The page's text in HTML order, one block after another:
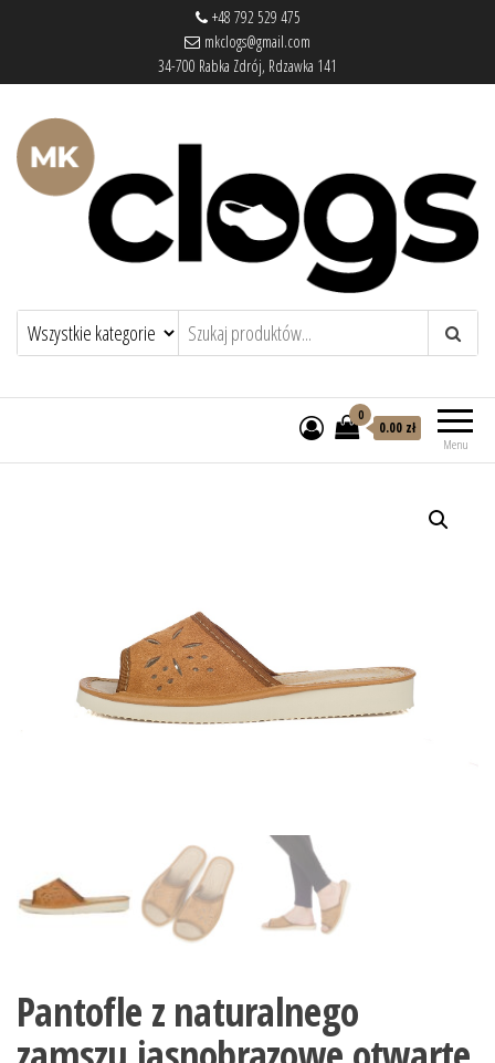
+48 792 529 475
mkclogs@gmail.com
34-700 Rabka Zdrój, Rdzawka 141
mkclogs – sklep obuwniczysklep obuwniczy – drewniaki, buty
medyczne, pantofle, klapki
Menu
0
0.00 zł
Pantofle z naturalnego